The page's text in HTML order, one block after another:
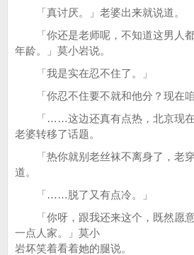
「真讨厌。」老婆出来就说道。
「你还是老师呢，不知道这男人都
年龄。」莫小岩说。
「我是实在忍不住了。」
「你忍不住要不就和他分？现在咱
「……这边还真有点热，北京现在
老婆转移了话题。
「热你就别老丝袜不离身了，老穿
道。
「……脱了又有点冷。」
「你呀，跟我还来这个，既然愿意
一点人家。」莫小
岩坏笑着看着她的腿说。